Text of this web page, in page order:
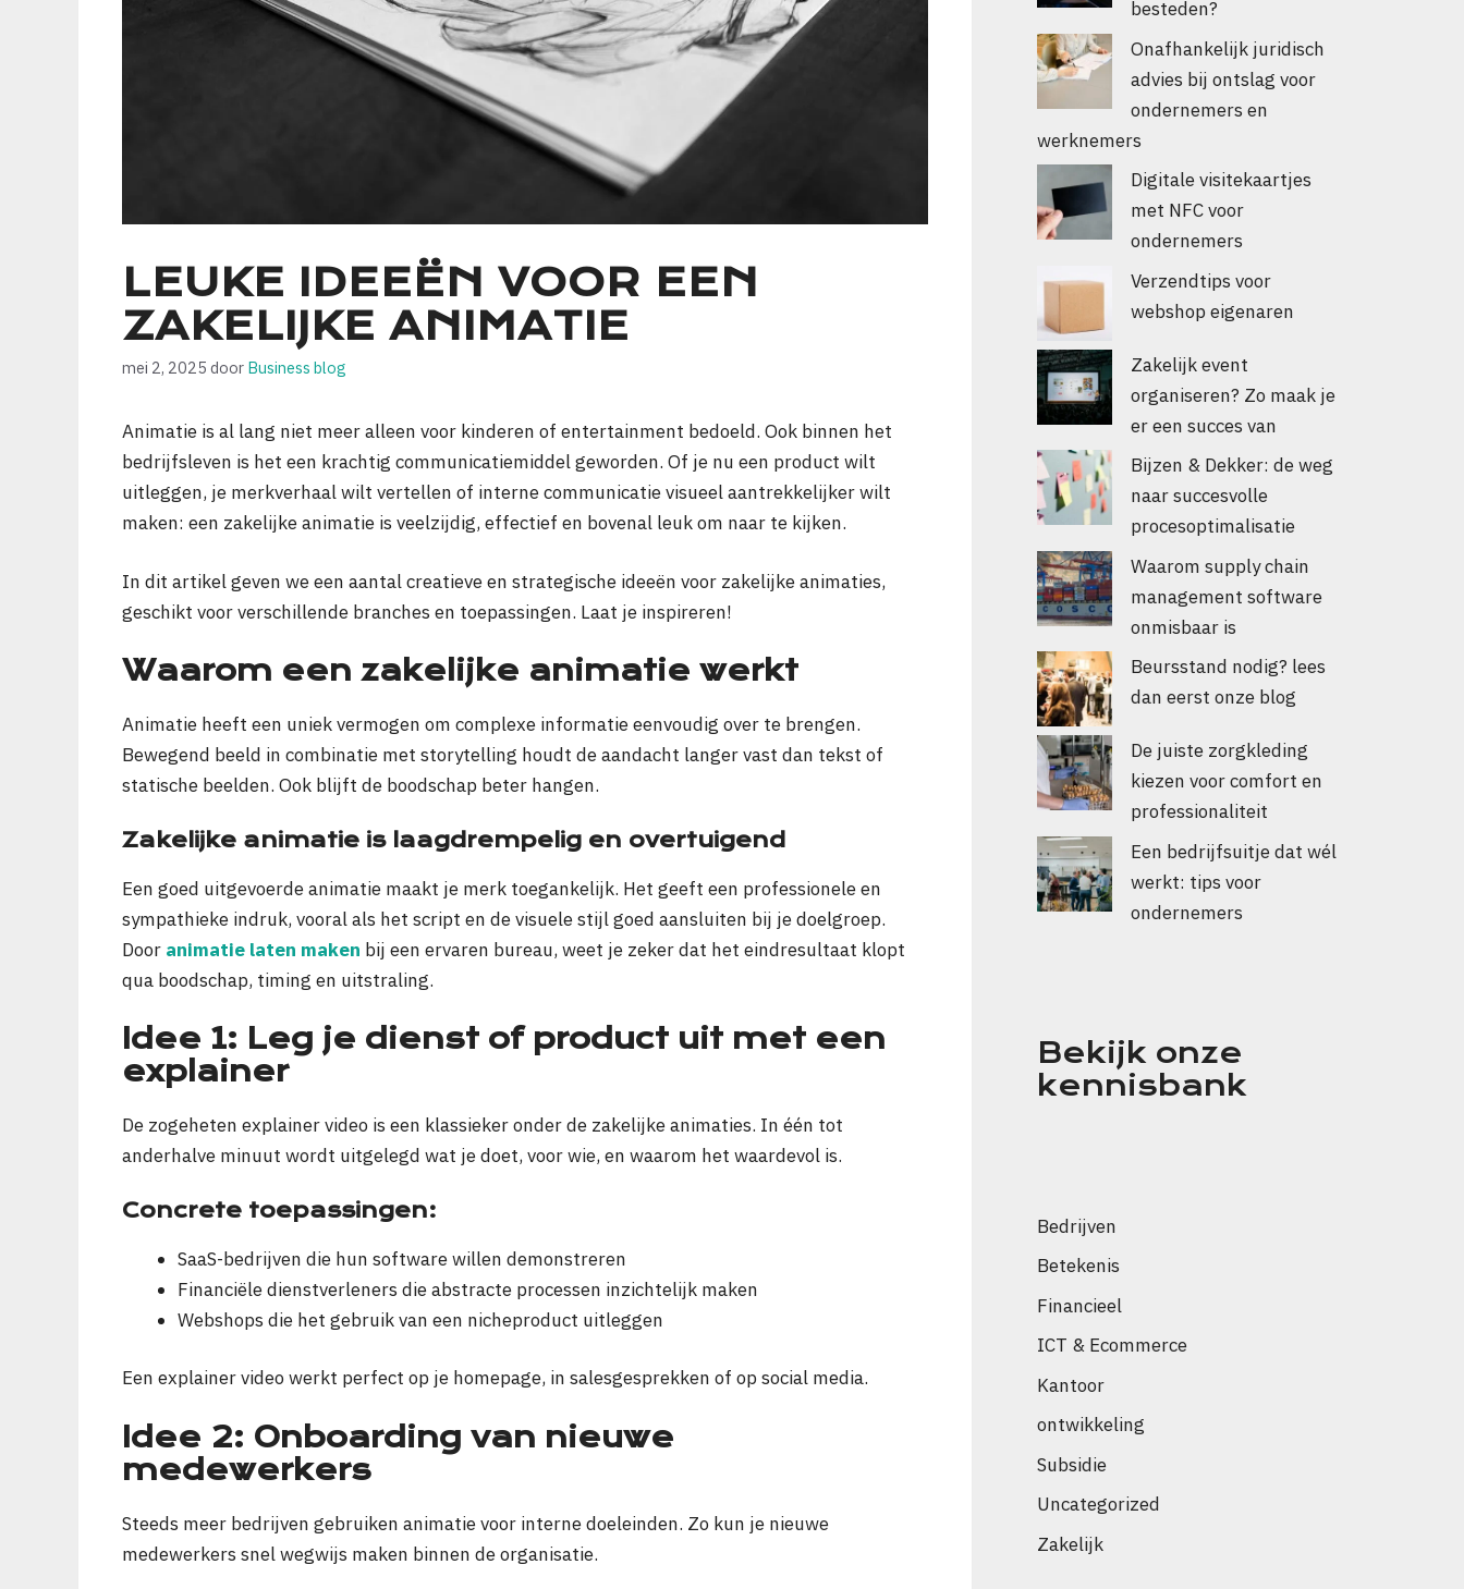
LEUKE IDEEËN VOOR EEN
ZAKELIJKE ANIMATIE
mei 2, 2025 door Business blog
Animatie is al lang niet meer alleen voor kinderen of entertainment bedoeld. Ook binnen het
bedrijfsleven is het een krachtig communicatiemiddel geworden. Of je nu een product wilt
uitleggen, je merkverhaal wilt vertellen of interne communicatie visueel aantrekkelijker wilt
maken: een zakelijke animatie is veelzijdig, effectief en bovenal leuk om naar te kijken.
In dit artikel geven we een aantal creatieve en strategische ideeën voor zakelijke animaties,
geschikt voor verschillende branches en toepassingen. Laat je inspireren!
Waarom een zakelijke animatie werkt
Animatie heeft een uniek vermogen om complexe informatie eenvoudig over te brengen.
Bewegend beeld in combinatie met storytelling houdt de aandacht langer vast dan tekst of
statische beelden. Ook blijft de boodschap beter hangen.
Zakelijke animatie is laagdrempelig en overtuigend
Een goed uitgevoerde animatie maakt je merk toegankelijk. Het geeft een professionele en
sympathieke indruk, vooral als het script en de visuele stijl goed aansluiten bij je doelgroep.
Door animatie laten maken bij een ervaren bureau, weet je zeker dat het eindresultaat klopt
qua boodschap, timing en uitstraling.
Idee 1: Leg je dienst of product uit met een
explainer
De zogeheten explainer video is een klassieker onder de zakelijke animaties. In één tot
anderhalve minuut wordt uitgelegd wat je doet, voor wie, en waarom het waardevol is.
Concrete toepassingen:
SaaS-bedrijven die hun software willen demonstreren
Financiële dienstverleners die abstracte processen inzichtelijk maken
Webshops die het gebruik van een nicheproduct uitleggen
Een explainer video werkt perfect op je homepage, in salesgesprekken of op social media.
Idee 2: Onboarding van nieuwe
medewerkers
Steeds meer bedrijven gebruiken animatie voor interne doeleinden. Zo kun je nieuwe
medewerkers snel wegwijs maken binnen de organisatie.
besteden?
Onafhankelijk juridisch
advies bij ontslag voor
ondernemers en
werknemers
Digitale visitekaartjes
met NFC voor
ondernemers
Verzendtips voor
webshop eigenaren
Zakelijk event
organiseren? Zo maak je
er een succes van
Bijzen & Dekker: de weg
naar succesvolle
procesoptimalisatie
Waarom supply chain
management software
onmisbaar is
Beursstand nodig? lees
dan eerst onze blog
De juiste zorgkleding
kiezen voor comfort en
professionaliteit
Een bedrijfsuitje dat wél
werkt: tips voor
ondernemers
Bekijk onze
kennisbank
Bedrijven
Betekenis
Financieel
ICT & Ecommerce
Kantoor
ontwikkeling
Subsidie
Uncategorized
Zakelijk